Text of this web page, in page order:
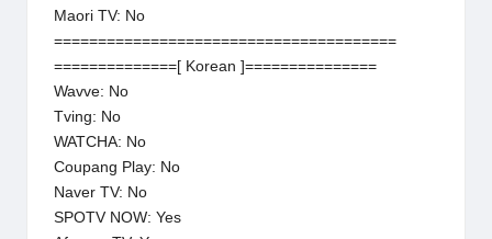
Maori TV: No
=======================================
==============[ Korean ]===============
Wavve: No
Tving: No
WATCHA: No
Coupang Play: No
Naver TV: No
SPOTV NOW: Yes